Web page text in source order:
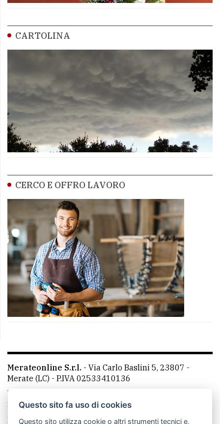
CARTOLINA
CERCO E OFFRO LAVORO
Merateonline S.r.l. - Via Carlo Baslini 5, 23807 -
Merate (LC) - P.IVA 02533410136
Telefono:
mail: redazione@merateonline.it
La redazione
CasateOnline LeccoOnline RSS
Questo sito fa uso di cookies
Questo sito utilizza cookie o altri strumenti tecnici e,